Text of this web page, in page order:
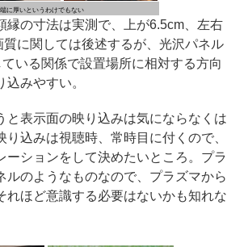
に厚いというわけでもない
の寸法は実測で、上が6.5cm、左右
に関しては後述するが、光沢パネル
いる関係で設置場所に相対する方向
みやすい。
表示面の映り込みは気にならなくは
込みは視聴時、常時目に付くので、
ーションをして決めたいところ。プラ
ルのようなものなので、プラズマから
れほど意識する必要はないかも知れな